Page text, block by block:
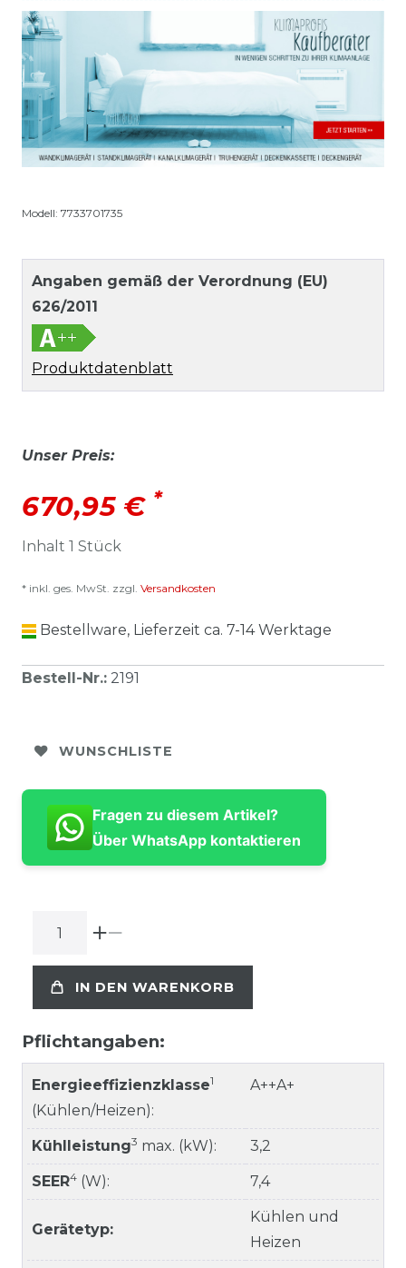
Modell: 7733701735
Angaben gemäß der Verordnung (EU)
626/2011
Produktdatenblatt
Unser Preis:
670,95 € *
Inhalt 1 Stück
* inkl. ges. MwSt. zzgl. Versandkosten
Bestellware, Lieferzeit ca. 7-14 Werktage
Bestell-Nr.: 2191
WUNSCHLISTE
Fragen zu diesem Artikel?
Über WhatsApp kontaktieren
IN DEN WARENKORB
Pflichtangaben:
Energieeffizienzklasse1
(Kühlen/Heizen):
A++A+
Kühlleistung3 max. (kW): 3,2
SEER4 (W): 7,4
Gerätetyp:
Kühlen und
Heizen